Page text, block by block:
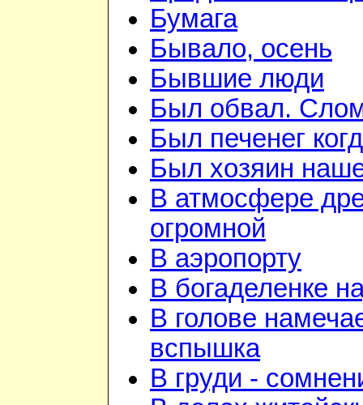
Бумага
Бывало, осень
Бывшие люди
Был обвал.
Был печенег
Был хозяин
В атмосфере
огромной
В аэропорту
В богаделенке
В голове
вспышка
В груди -